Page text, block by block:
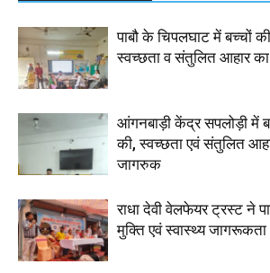
पाबौ के चिपलघाट में बच्चों
स्वच्छता व संतुलित आहार
आंगनबाड़ी केंद्र सपलोड़ी में
की, स्वच्छता एवं संतुलित
जागरुक
राधा देवी वेलफेयर ट्रस्ट ने
मुक्ति एवं स्वास्थ्य